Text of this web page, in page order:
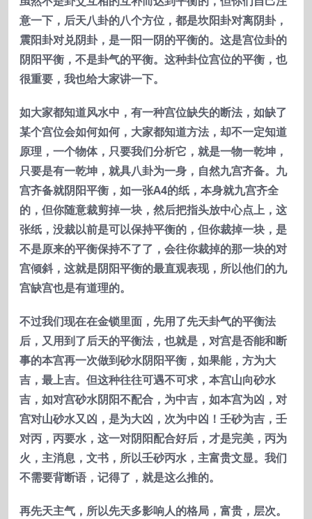
意一下，后天八卦的八个方位，都是坎阳卦对离阴卦，
震阳卦对兑阴卦，是一阳一阴的平衡的。这是宫位卦的
阴阳平衡，不是卦气的平衡。这种卦位宫位的平衡，也
很重要，我也给大家讲一下。
如大家都知道风水中，有一种宫位缺失的断法，如缺了
某个宫位会如何如何，大家都知道方法，却不一定知道
原理，一个物体，只要我们分析它，就是一物一乾坤，
只要是有一乾坤，就具八卦为一身，自然九宫齐备。九
宫齐备就阴阳平衡，如一张A4的纸，本身就九宫齐全
的，但你随意裁剪掉一块，然后把指头放中心点上，这
张纸，没裁以前是可以保持平衡的，但你裁掉一块，是
不是原来的平衡保持不了了，会往你裁掉的那一块的对
宫倾斜，这就是阴阳平衡的最直观表现，所以他们的九
宫缺宫也是有道理的。
不过我们现在在金锁里面，先用了先天卦气的平衡法
后，又用到了后天的平衡法，也就是，对宫是否能和断
事的本宫再一次做到砂水阴阳平衡，如果能，方为大
吉，最上吉。但这种往往可遇不可求，本宫山向砂水
吉，如对宫砂水阴阳不配合，为中吉，如本宫为凶，对
宫对山砂水又凶，是为大凶，次为中凶！壬砂为吉，壬
对丙，丙要水，这一对阴阳配合好后，才是完美，丙为
火，主消息，文书，所以壬砂丙水，主富贵文显。我们
不需要背断语，记得了，就是这么推的。
再先天主气，所以先天多影响人的格局，富贵，层次。